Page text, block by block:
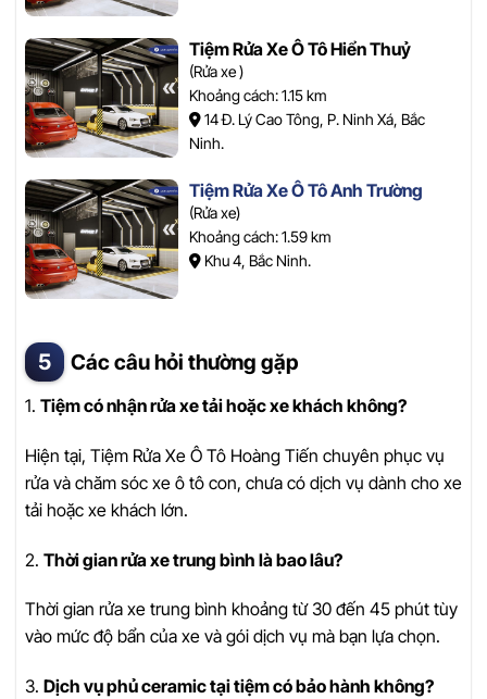
Tiệm Rửa Xe Ô Tô Hiển Thuỷ
(Rửa xe )
Khoảng cách: 1.15 km
14 Đ. Lý Cao Tông, P. Ninh Xá, Bắc
Ninh.
Tiệm Rửa Xe Ô Tô Anh Trường
(Rửa xe)
Khoảng cách: 1.59 km
Khu 4, Bắc Ninh.
Các câu hỏi thường gặp
1. Tiệm có nhận rửa xe tải hoặc xe khách không?
Hiện tại, Tiệm Rửa Xe Ô Tô Hoàng Tiến chuyên phục vụ
rửa và chăm sóc xe ô tô con, chưa có dịch vụ dành cho xe
tải hoặc xe khách lớn.
2. Thời gian rửa xe trung bình là bao lâu?
Thời gian rửa xe trung bình khoảng từ 30 đến 45 phút tùy
vào mức độ bẩn của xe và gói dịch vụ mà bạn lựa chọn.
3. Dịch vụ phủ ceramic tại tiệm có bảo hành không?